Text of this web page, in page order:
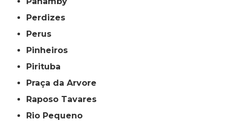
Perdizes
Perus
Pinheiros
Pirituba
Praça da Arvore
Raposo Tavares
Rio Pequeno